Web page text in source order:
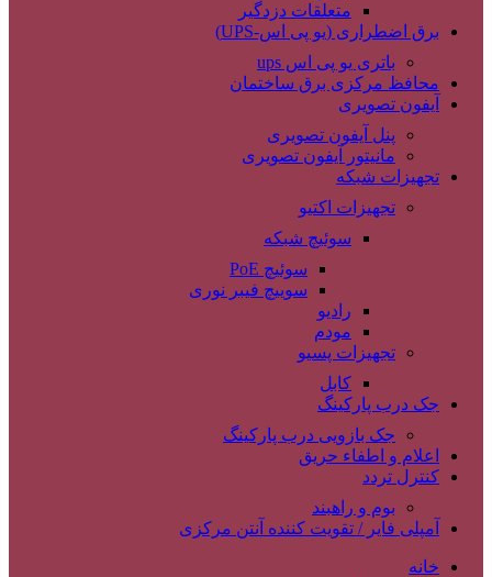
متعلقات دزدگیر
برق اضطراری (یو پی اس-UPS)
باتری یو پی اس ups
محافظ مرکزی برق ساختمان
آیفون تصویری
پنل آیفون تصویری
مانیتور آیفون تصویری
تجهیزات شبکه
تجهیزات اکتیو
سوئیچ شبکه
سوئیچ PoE
سوییچ فیبر نوری
رادیو
مودم
تجهیزات پسیو
کابل
جک درب پارکینگ
جک بازویی درب پارکینگ
اعلام و اطفاء حریق
کنترل تردد
بوم و راهبند
آمپلی فایر / تقویت کننده آنتن مرکزی
خانه